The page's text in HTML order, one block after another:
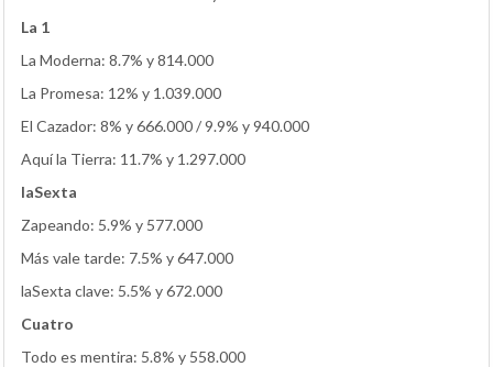
La 1
La Moderna: 8.7% y 814.000
La Promesa: 12% y 1.039.000
El Cazador: 8% y 666.000 / 9.9% y 940.000
Aquí la Tierra: 11.7% y 1.297.000
laSexta
Zapeando: 5.9% y 577.000
Más vale tarde: 7.5% y 647.000
laSexta clave: 5.5% y 672.000
Cuatro
Todo es mentira: 5.8% y 558.000